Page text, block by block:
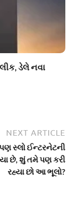
ડેલે નવા
NEXT ARTICLE
સ્લો ઈન્ટરનેટની
છે, શું તમે પણ કરી
રહ્યા છો આ ભૂલો?